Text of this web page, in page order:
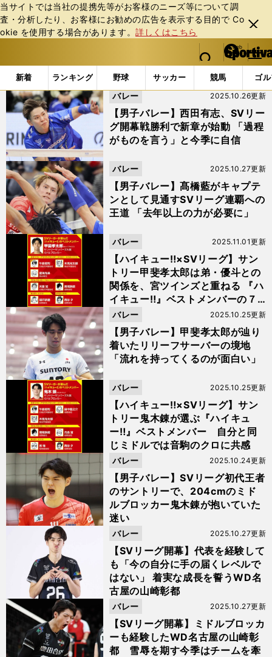
当サイトでは当社の提携先等がお客様のニーズ等について調
査・分析したり、お客様にお勧めの広告を表⽰する⽬的で Co
okie を使⽤する場合があります。詳しくはこちら
閉じ
る
web Sportiva (webスポルティーバ)
検索
マイペ
ー
ジ
メニュ
新着 ランキング 野球 サッカー 競馬 ゴ
b
ス
ポ
ル
ィ
ー
バ
「#SVリーグ」の最新ニュース・ 情報 (6ページ目)
【男子バレー】西田有志、SVリー
グ開幕戦勝利で新章が始動 「過程
がものを言う」と今季に自信
2025.10.26更新
バレー
【男子バレー】髙橋藍がキャプテ
ンとして見通すSVリーグ連覇への
王道 「去年以上の力が必要に」
2025.10.27更新
バレー
【ハイキュー‼×SVリーグ】サン
トリー甲斐孝太郎は弟・優斗との
関係を、宮ツインズと重ねる 『ハ
イキュー‼』ベストメンバーの７
人も選んだ
2025.11.01更新
バレー
【男子バレー】甲斐孝太郎が辿り
着いたリリーフサーバーの境地
「流れを持ってくるのが面白い」
2025.10.25更新
バレー
【ハイキュー‼×SVリーグ】サン
トリー鬼木錬が選ぶ『ハイキュ
ー‼』ベストメンバー 自分と同
じミドルでは音駒のクロに共感
2025.10.25更新
バレー
【男子バレー】SVリーグ初代王者
のサントリーで、204cmのミド
ルブロッカー鬼木錬が抱いていた
迷い
2025.10.24更新
バレー
【SVリーグ開幕】代表を経験して
も「今の自分に手の届くレベルで
はない」 着実な成長を誓うWD名
古屋の山崎彰都
2025.10.27更新
バレー
【SVリーグ開幕】ミドルブロッカ
ーも経験したWD名古屋の山崎彰
都 雪辱を期す今季はチームを牽
2025.10.27更新
バレー